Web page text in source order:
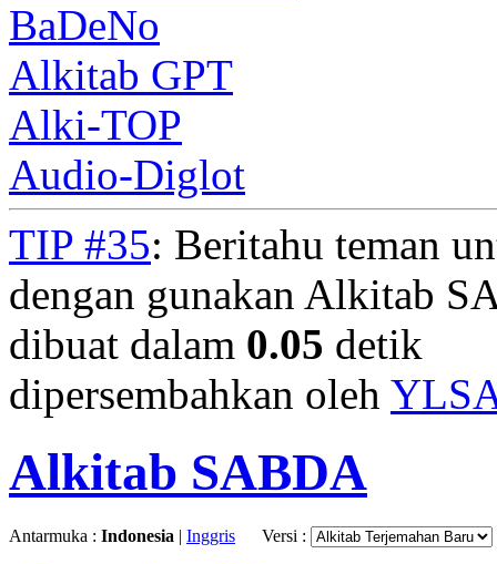
BaDeNo
Alkitab GPT
Alki-TOP
Audio-Diglot
TIP #35: Beritahu teman
dengan gunakan Alkitab
dibuat dalam 0.05 detik
dipersembahkan oleh
Alkitab SABDA
Antarmuka : Indonesia | Inggris Versi :